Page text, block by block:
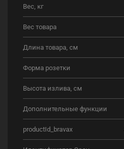
Вес, кг
Вес товара
Длина товара, см
Форма розетки
Высота излива, см
Дополнительные функции
productId_bravax